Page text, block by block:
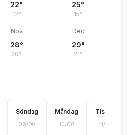
22°
12°
25°
15°
Nov
28°
20°
Dec
29°
21°
Söndag
09/08
Måndag
10/08
Tisdag
11/08